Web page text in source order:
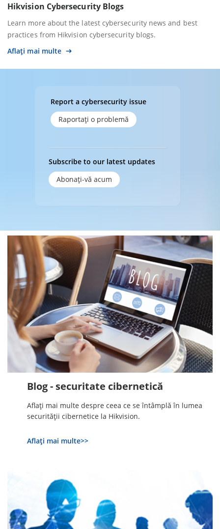
Hikvision Cybersecurity Blogs
Learn more about the latest cybersecurity news and best
practices from Hikvision cybersecurity blogs.
Aflați mai multe
Report a cybersecurity issue
Raportaţi o problemă
Subscribe to our latest updates
Abonaţi-vă acum
Blog - securitate cibernetică
Aflați mai multe despre ceea ce se întâmplă în lumea
securității cibernetice la Hikvision.
Aflați mai multe>>